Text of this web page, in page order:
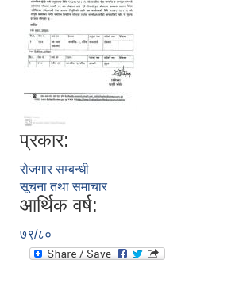
प्रकार:
रोजगार सम्बन्धी
सूचना तथा समाचार
आर्थिक वर्ष:
७९/८०